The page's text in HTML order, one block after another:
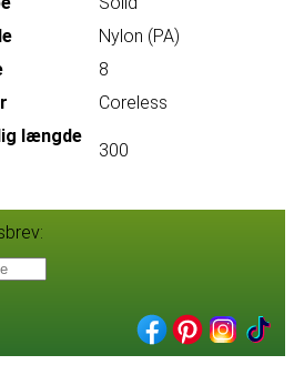
Nylon (PA)
8
Coreless
længde
300